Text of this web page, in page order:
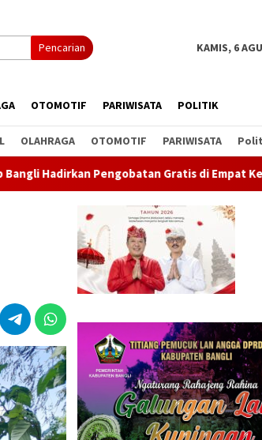
Pencarian KAMIS, 6
OTOMOTIF PARIWISATA POLITIK
OLAHRAGA OTOMOTIF PARIWISATA
di Empat Kecamatan Wujudkan Pelayanan